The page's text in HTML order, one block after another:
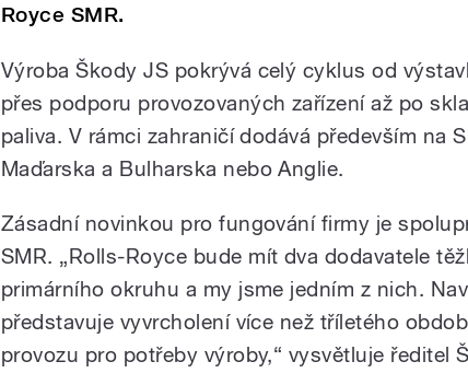
Royce SMR.
Výroba Škody JS pokrývá celý cyklus od
přes podporu provozovaných zařízení až po
paliva. V rámci zahraničí dodává především na
Maďarska a Bulharska nebo Anglie.
Zásadní novinkou pro fungování firmy je
SMR. „Rolls-Royce bude mít dva dodavatele
primárního okruhu a my jsme jedním z nich.
představuje vyvrcholení více než tříletého
provozu pro potřeby výroby,“ vysvětluje ředitel